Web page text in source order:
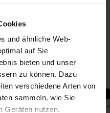
und ähnliche Web-
auf Sie
bieten und unser
zu können. Dazu
verschiedene Arten von
sammeln, wie Sie
Geräten nutzen.